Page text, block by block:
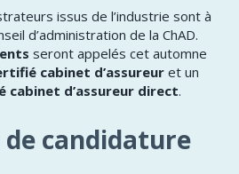
issus de l’industrie sont à
d’administration de la ChAD.
seront appelés cet automne
cabinet d’assureur et un
d’assureur direct.
candidature